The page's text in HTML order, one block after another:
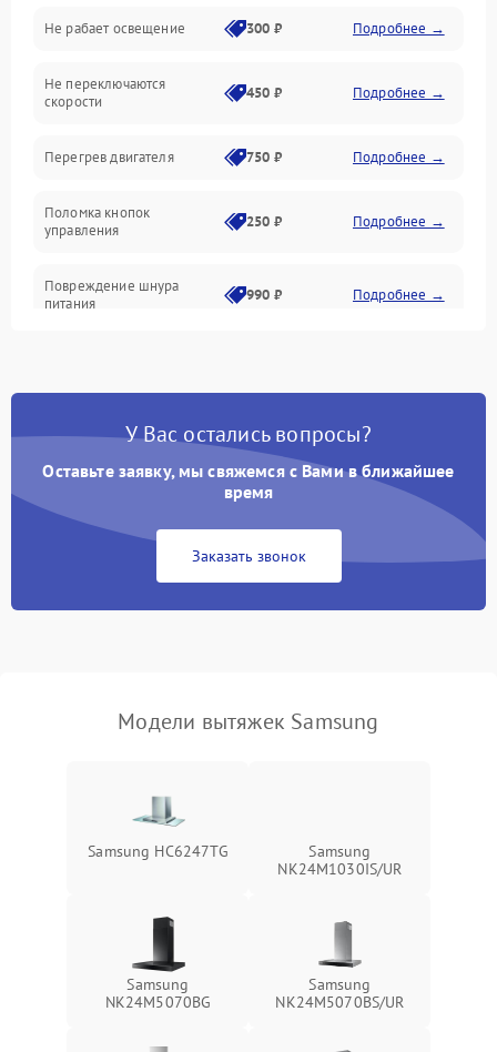
Механические повреждения
Электроника
Не рабает освещение 300 ₽ Подробнее →
Не переключаются
скорости
450 ₽ Подробнее →
Перегрев двигателя 750 ₽ Подробнее →
Поломка кнопок
управления
250 ₽ Подробнее →
Повреждение шнура
питания
990 ₽ Подробнее →
Не ключается вытяжка 550 ₽ Подробнее →
конденсатора
1000 ₽ Подробнее →
1000 ₽ Подробнее →
У Вас остались вопросы?
Оставьте заявку, мы свяжемся с Вами в ближайшее
время
Заказать звонок
Модели вытяжек Samsung
Samsung HC6247TG
Samsung
NK24M1030IS/UR
Samsung
NK24M5070BG
Samsung
NK24M5070BS/UR